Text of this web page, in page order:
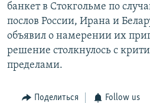
банкет в Стокгольме по
послов России, Ирана и
объявил о намерении их
решение столкнулось с
пределами.
Поделиться Follow us